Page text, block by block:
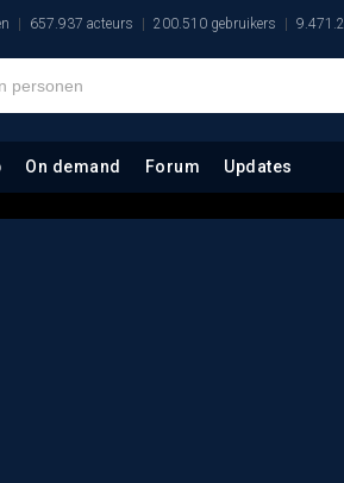
657.937 acteurs 200.510 gebruikers
On demand Forum Updates